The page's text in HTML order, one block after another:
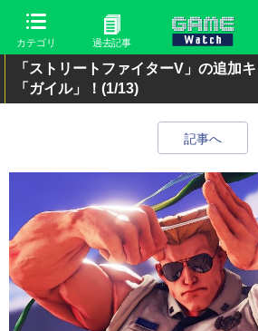
カテゴリ 過去記事
「ストリートファイターV」の追加
「ガイル」！ (1/13)
記事へ